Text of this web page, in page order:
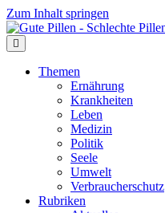
Zum Inhalt springen
Themen
Ernährung
Krankheiten
Leben
Medizin
Politik
Seele
Umwelt
Verbraucherschutz
Rubriken